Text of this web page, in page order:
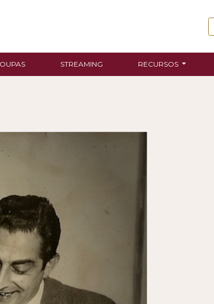
STREAMING RECURSOS